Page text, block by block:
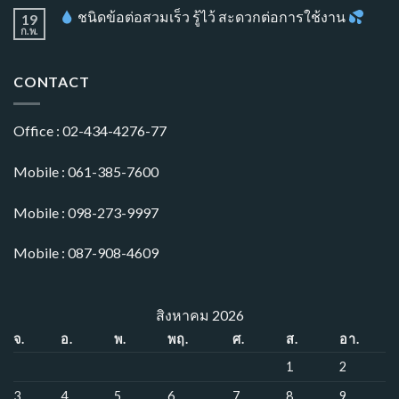
19
ก.พ.
ชนิดข้อต่อสวมเร็ว รู้ไว้ สะดวกต่อการใช้งาน
CONTACT
Office : 02-434-4276-77
Mobile : 061-385-7600
Mobile : 098-273-9997
Mobile : 087-908-4609
สิงหาคม 2026
จ. อ. พ. พฤ. ศ. ส.
อา.
1
2